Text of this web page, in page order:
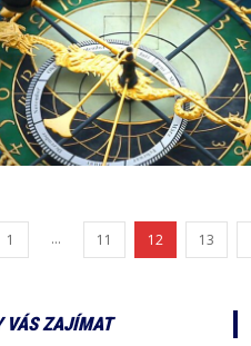
1 ... 11 12 13
VÁS ZAJÍMAT